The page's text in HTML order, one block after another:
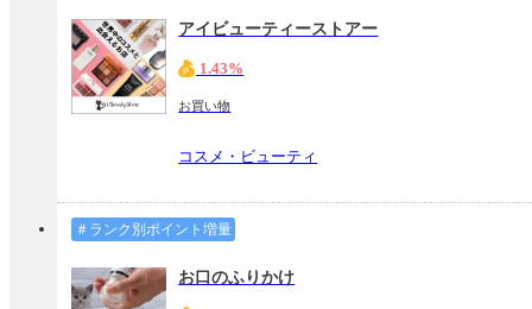
アイビューティーストアー
1.43%
お買い物
コスメ・ビューティ
＃ランク別ポイント増量
お口のふりかけ